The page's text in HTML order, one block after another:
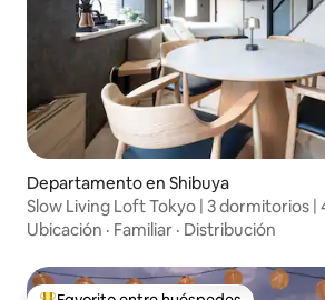
Departamento en Shibuya
Slow Living Loft Tokyo | 3 dormitorios |
estación
Ubicación · Familiar · Distribución